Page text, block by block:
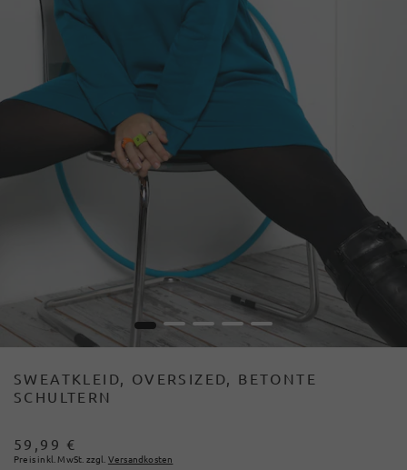
1 2 3 4 5
SWEATKLEID, OVERSIZED, BETONTE
SCHULTERN
59,99 €
Preis inkl. MwSt. zzgl. Versandkosten